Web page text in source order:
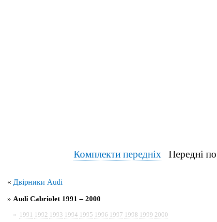
Комплекти передніхПередні
« Двірники Audi
» Audi Cabriolet 1991 – 2000
» 1991 1992 1993 1994 1995 1996 1997 1998 1999 2000